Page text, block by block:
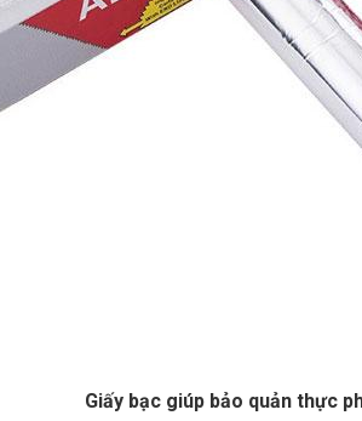
Giấy bạc giúp bảo quản thực